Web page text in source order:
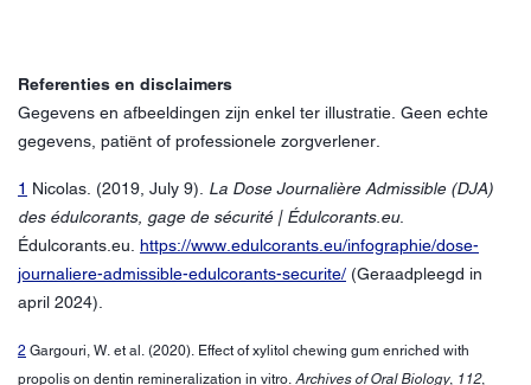
Referenties en disclaimers
Gegevens en afbeeldingen zijn enkel ter illustratie. Geen echte
gegevens, patiënt of professionele zorgverlener.
1 Nicolas. (2019, July 9). La Dose Journalière Admissible (DJA)
des édulcorants, gage de sécurité | Édulcorants.eu.
Édulcorants.eu. https://www.edulcorants.eu/infographie/dose-
journaliere-admissible-edulcorants-securite/ (Geraadpleegd in
april 2024).
2 Gargouri, W. et al. (2020). Effect of xylitol chewing gum enriched with
propolis on dentin remineralization in vitro. Archives of Oral Biology, 112,